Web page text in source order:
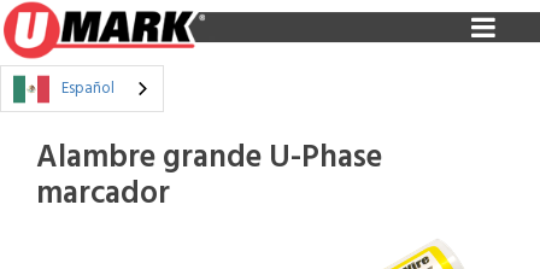
Español
Alambre grande U-Phase
marcador